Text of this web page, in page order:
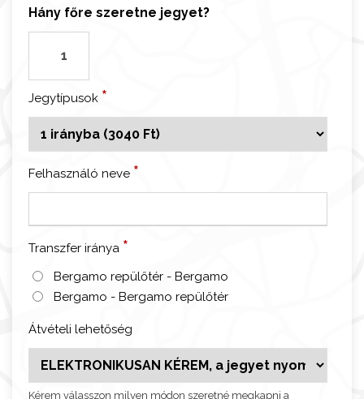
Hány főre szeretne jegyet?
r
g
a
-
e
r
a
m
o
p
Jegytípusok *
Felhasználó neve *
Transzfer iránya *
Bergamo repülőtér - Bergamo
Bergamo - Bergamo repülőtér
Átvételi lehetőség
Kérem válasszon milyen módon szeretné megkapni a